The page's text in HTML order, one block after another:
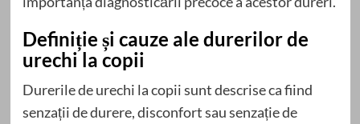
Definiție și cauze ale durerilor de
urechi la copii
Durerile de urechi la copii sunt descrise ca fiind
senzații de durere, disconfort sau senzație de